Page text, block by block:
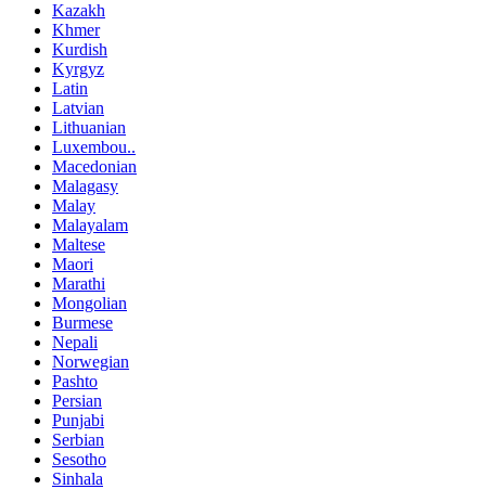
Kazakh
Khmer
Kurdish
Kyrgyz
Latin
Latvian
Lithuanian
Luxembou..
Macedonian
Malagasy
Malay
Malayalam
Maltese
Maori
Marathi
Mongolian
Burmese
Nepali
Norwegian
Pashto
Persian
Punjabi
Serbian
Sesotho
Sinhala